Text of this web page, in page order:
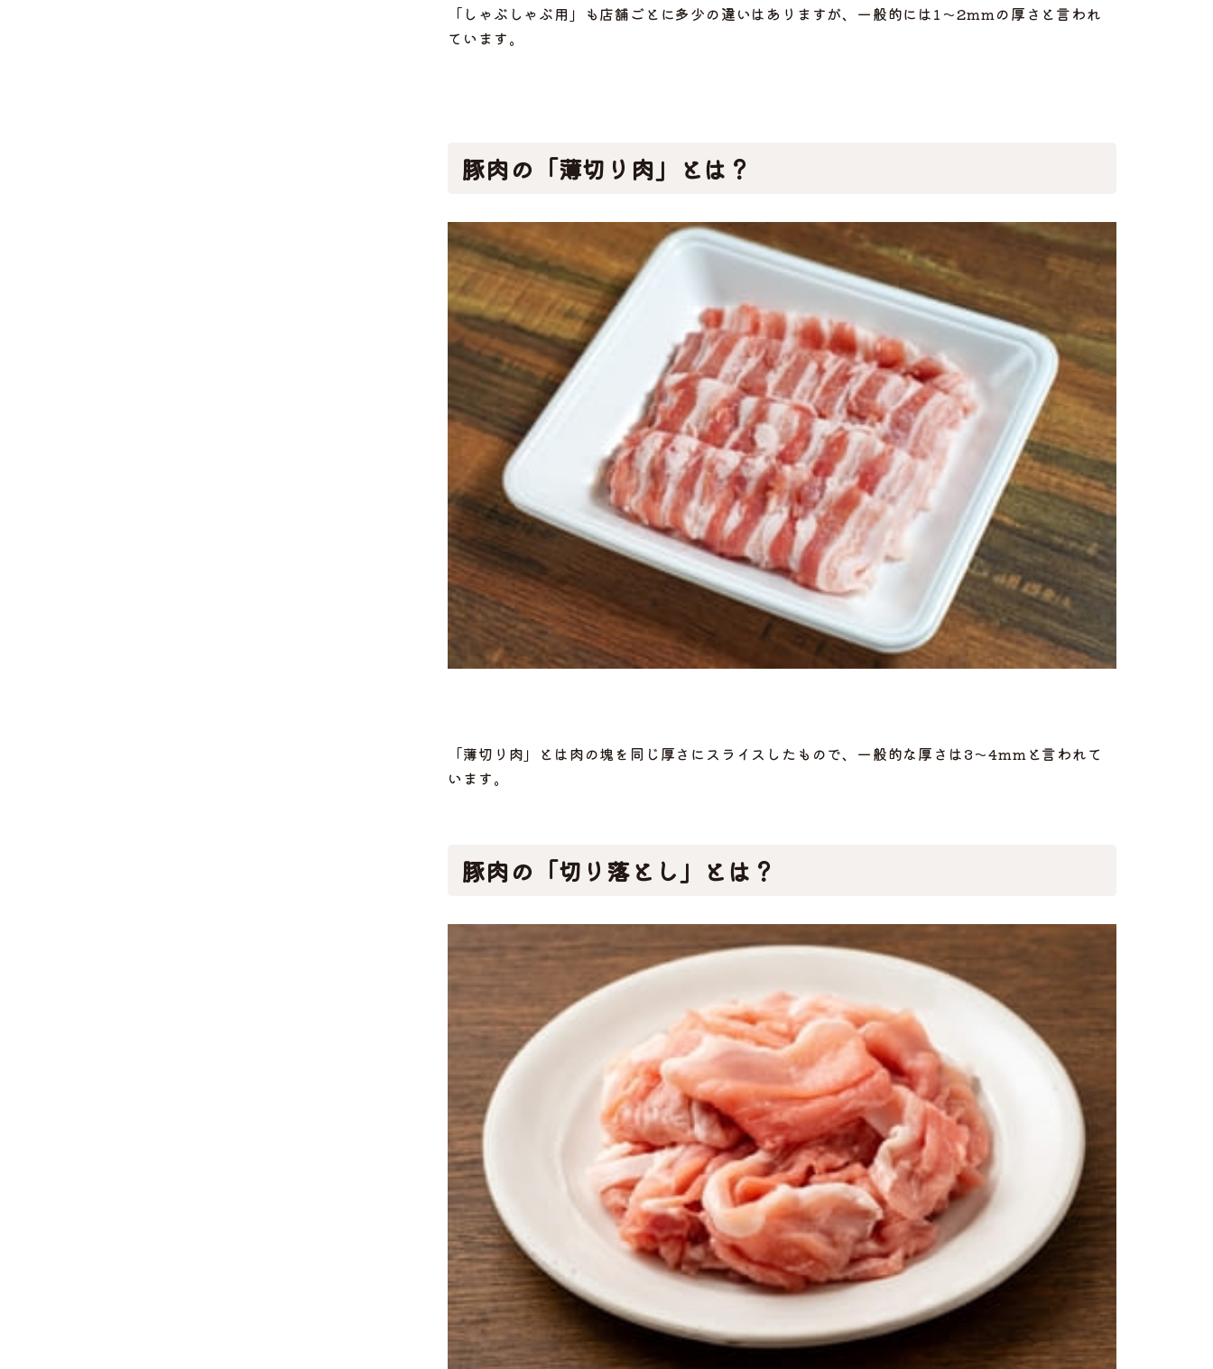
「 しゃぶしゃぶ用」も店舗ごとに多少の違いはありますが、一般的には1～2mmの厚さと言われ
ています。
豚肉の「薄切り肉」とは？
「薄切り肉」とは肉の塊を同じ厚さにスライスしたもので、一般的な厚さは3～4mmと言われて
います。
豚肉の「切り落とし」とは？